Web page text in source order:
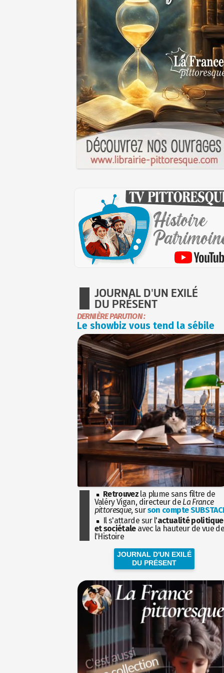
JOURNAL D'UN EXILÉ
DU PRÉSENT
DERNIÈRE PARUTION :
Le showbiz vous tend la sébile
Retrouvez la plume sans filtre de
Valéry Vigan, directeur de La France
pittoresque, surson compte
Il s'attarde sur l'actualité politique
et sociétaleavec la hauteur de vue
l'Histoire
JOURNAL D'UN EXILÉ
DU PRÉSENT